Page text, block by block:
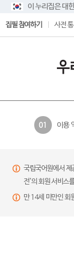
이 누리집은 대
집필 참여하기 사전 통
01 이용
국립국어원에서 제
전’의 회원 서비스
만 14세 미만인 회